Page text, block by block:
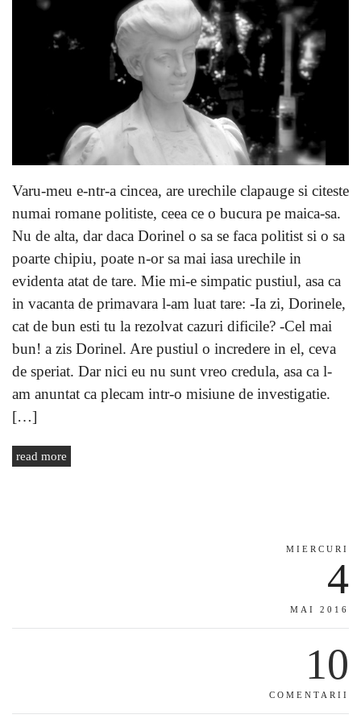
Varu-meu e-ntr-a cincea, are urechile clapauge si citeste
numai romane politiste, ceea ce o bucura pe maica-sa.
Nu de alta, dar daca Dorinel o sa se faca politist si o sa
poarte chipiu, poate n-or sa mai iasa urechile in
evidenta atat de tare. Mie mi-e simpatic pustiul, asa ca
in vacanta de primavara l-am luat tare: -Ia zi, Dorinele,
cat de bun esti tu la rezolvat cazuri dificile? -Cel mai
bun! a zis Dorinel. Are pustiul o incredere in el, ceva
de speriat. Dar nici eu nu sunt vreo credula, asa ca l-
am anuntat ca plecam intr-o misiune de investigatie.
[…]
read more
MIERCURI
4
MAI 2016
10
COMENTARII